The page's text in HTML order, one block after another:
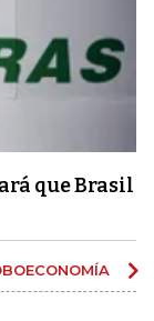
que Brasil